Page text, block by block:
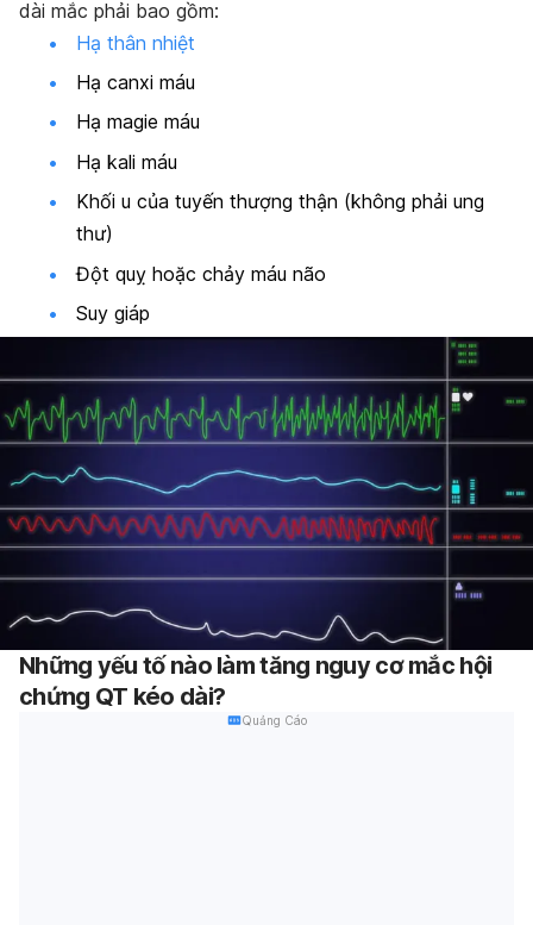
dài mắc phải bao gồm:
Hạ thân nhiệt
Hạ canxi máu
Hạ magie máu
Hạ kali máu
Khối u của tuyến thượng thận (không phải ung
thư)
Đột quỵ hoặc chảy máu não
Suy giáp
Những yếu tố nào làm tăng nguy cơ mắc hội
chứng QT kéo dài?
Quảng Cáo